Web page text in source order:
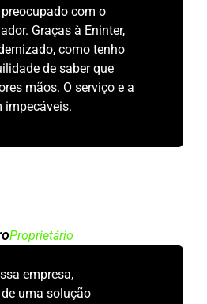
com o
Graças à Eninter,
como tenho
de saber que
mãos. O serviço e a
impecáveis.
Proprietário
empresa,
uma solução